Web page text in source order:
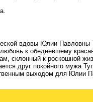
вдовы Юлии
к обедневшему
склонный к роскошной
друг покойного мужа
выходом для Юлии